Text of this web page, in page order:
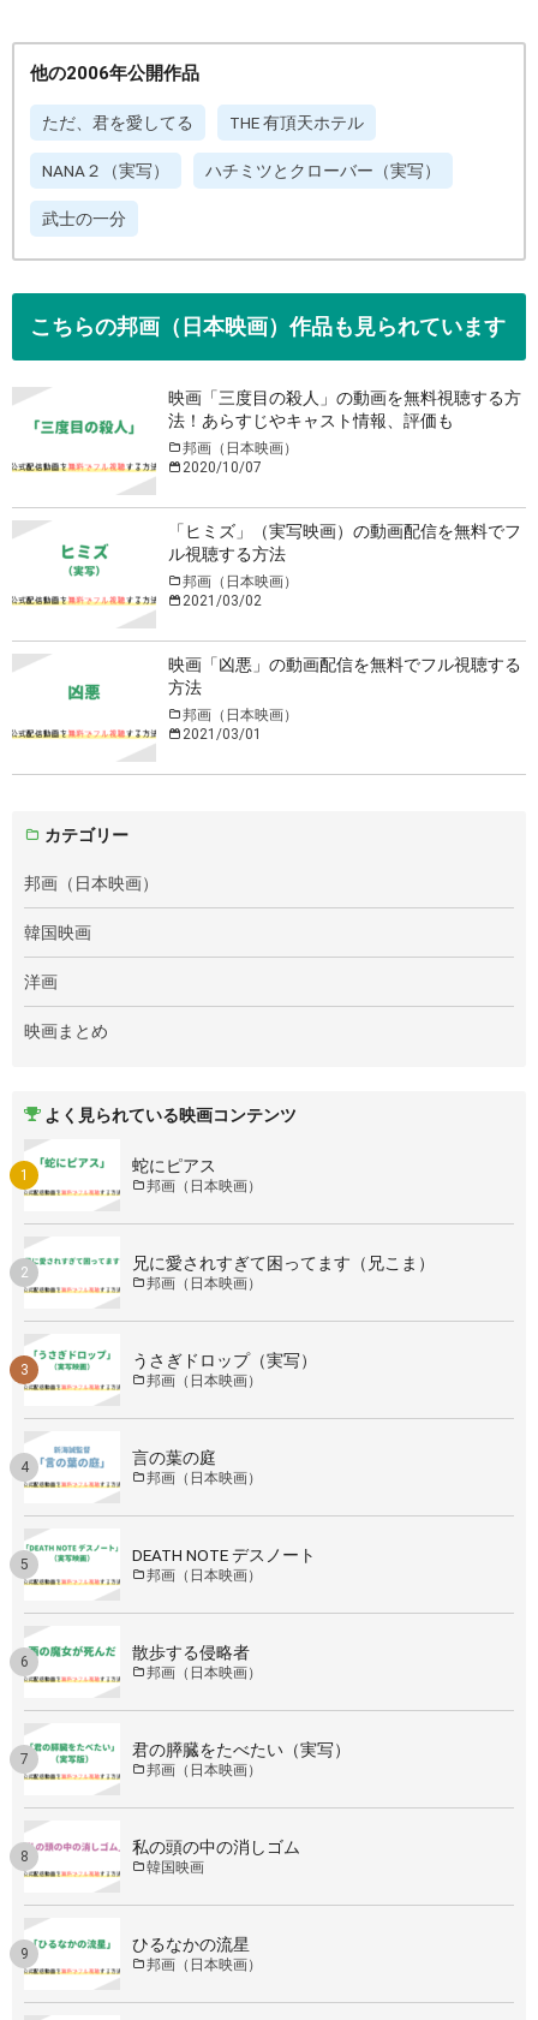
他の2006年公開作品
ただ、君を愛してる THE 有頂天ホテル
NANA２（実写） ハチミツとクローバー（実写）
武士の一分
こちらの邦画（日本映画）作品も見られています
映画「三度目の殺人」の動画を無料視聴する方
法！あらすじやキャスト情報、評価も
邦画（日本映画）
2020/10/07
「ヒミズ」（実写映画）の動画配信を無料でフ
ル視聴する方法
邦画（日本映画）
2021/03/02
映画「凶悪」の動画配信を無料でフル視聴する
方法
邦画（日本映画）
2021/03/01
カテゴリー
邦画（日本映画）
韓国映画
洋画
映画まとめ
よく見られている映画コンテンツ
蛇にピアス
邦画（日本映画）
兄に愛されすぎて困ってます（兄こま）
邦画（日本映画）
うさぎドロップ（実写）
邦画（日本映画）
言の葉の庭
邦画（日本映画）
DEATH NOTE デスノート
邦画（日本映画）
散歩する侵略者
邦画（日本映画）
君の膵臓をたべたい（実写）
邦画（日本映画）
私の頭の中の消しゴム
韓国映画
ひるなかの流星
邦画（日本映画）